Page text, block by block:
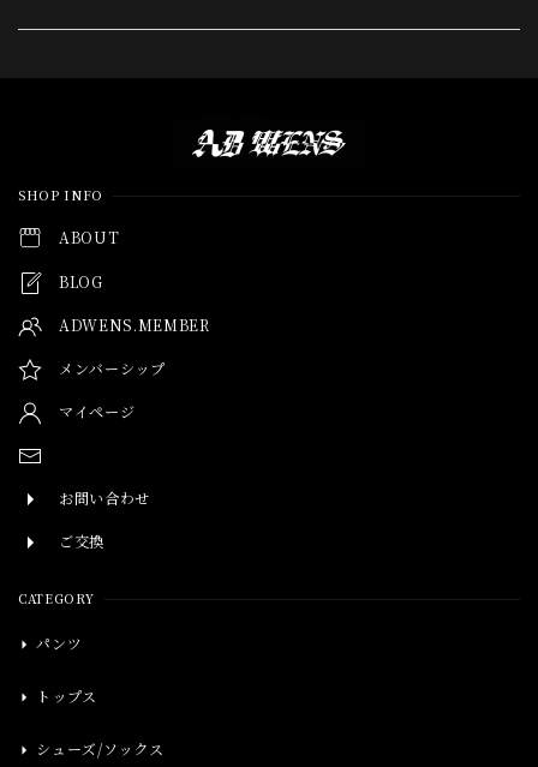
SHOP INFO
ABOUT
BLOG
ADWENS.MEMBER
メンバーシップ
マイページ
お問い合わせ
ご交換
CATEGORY
パンツ
トップス
シューズ/ソックス